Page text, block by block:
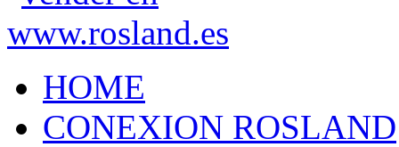
HOME
CONEXION ROSLAND